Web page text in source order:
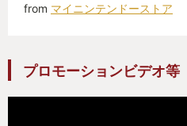
from マイニンテンドーストア
プロモーションビデオ等